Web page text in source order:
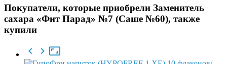
Покупатели, которые приобрели Заменитель
сахара «Фит Парад» №7 (Саше №60), также
купили
  